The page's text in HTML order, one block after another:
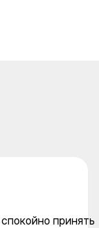
в
принять